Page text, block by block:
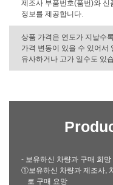
제조사 부품번호(품번)와
정보를 제공합니다.
상품 가격은 연도가 지날수
가격 변동이 있을 수 있어서
유사하거나 고가 일수도 있
- 보유하신 차량과 구매 희
①보유하신 차량과 제조사,
로 구매 요망